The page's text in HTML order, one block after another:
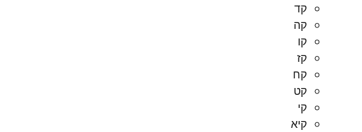
קד
קה
קו
קז
קח
קט
קי
קיא